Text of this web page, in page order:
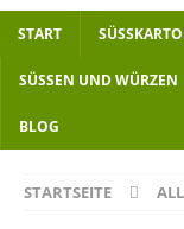
START
SÜSSEN UND WÜRZEN
BLOG
STARTSEITE